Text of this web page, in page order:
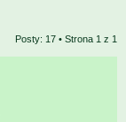
Posty: 17 • Strona 1 z 1